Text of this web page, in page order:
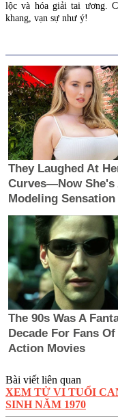
lộc và hóa giải tai ương.
khang, vạn sự như ý!
Bài viết liên quan
XEM TỬ VI TUỔI
SINH NĂM 1970